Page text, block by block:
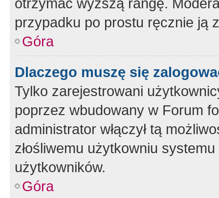
przypadku po prostu ręcznie ją
Góra
Dlaczego muszę się
Tylko zarejestrowani
poprzez wbudowany w Forum
administrator włączył tą
złośliwemu użytkowniu
użytkowników.
Góra